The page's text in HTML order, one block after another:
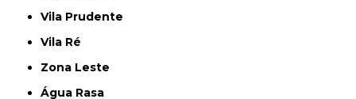
Vila Prudente
Vila Ré
Zona Leste
Água Rasa